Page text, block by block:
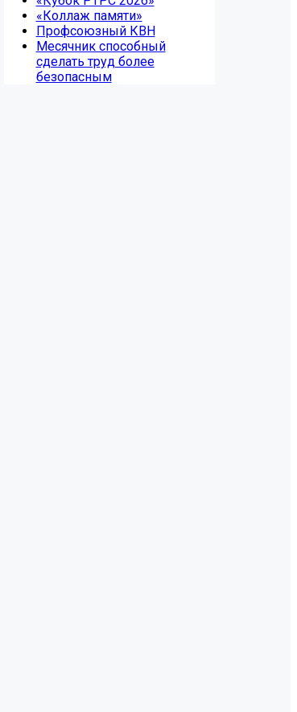
«Коллаж памяти»
Профсоюзный КВН
Месячник способный
сделать труд более
безопасным